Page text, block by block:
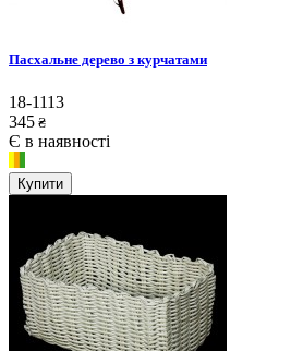
Пасхальне дерево з курчатами
18-1113
345 ₴
Є в наявності
Купити